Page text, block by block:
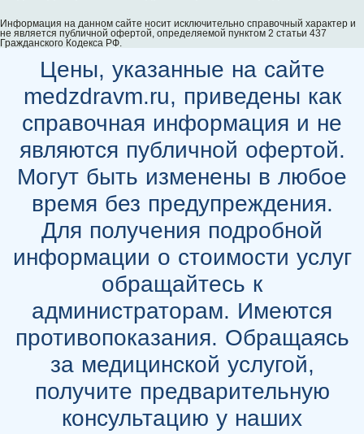
Информация на данном сайте носит исключительно справочный характер и
не является публичной офертой, определяемой пунктом 2 статьи 437
Гражданского Кодекса РФ.
Цены, указанные на сайте
medzdravm.ru, приведены как
справочная информация и не
являются публичной офертой.
Могут быть изменены в любое
время без предупреждения.
Для получения подробной
информации о стоимости услуг
обращайтесь к
администраторам. Имеются
противопоказания. Обращаясь
за медицинской услугой,
получите предварительную
консультацию у наших